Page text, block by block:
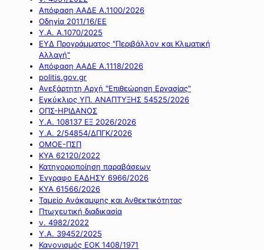
Απόφαση ΑΑΔΕ Α.1100/2026
Οδηγία 2011/16/ΕΕ
Υ.Α. Α.1070/2025
ΕΥΔ Προγράμματος "Περιβάλλον και Κλιματική
Αλλαγή"
Απόφαση ΑΑΔΕ Α.1118/2026
politis.gov.gr
Ανεξάρτητη Αρχή "Επιθεώρηση Εργασίας"
Εγκύκλιος ΥΠ. ΑΝΑΠΤΥΞΗΣ 54525/2026
ΟΠΣ-ΗΡΙΔΑΝΟΣ
Υ.Α. 108137 ΕΞ 2026/2026
Υ.Α. 2/54854/ΔΠΓΚ/2026
ΟΜΟΕ-ΠΣΠ
ΚΥΑ 62120/2022
Κατηγοριοποίηση παραβάσεων
Έγγραφο ΕΑΔΗΣΥ 6966/2026
ΚΥΑ 61566/2026
Ταμείο Ανάκαμψης και Ανθεκτικότητας
Πτωχευτική διαδικασία
ν. 4982/2022
Υ.Α. 39452/2025
Κανονισμός ΕΟΚ 1408/1971